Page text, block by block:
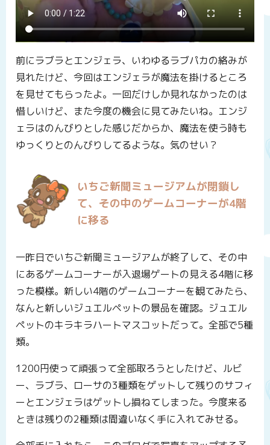
前にラブラとエンジェラ、いわゆるラブパカの絡みが
見れたけど、今回はエンジェラが魔法を掛けるところ
を見せてもらったよ。一回だけしか見れなかったのは
惜しいけど、また今度の機会に見てみたいね。エンジ
ェラはのんびりとした感じだからか、魔法を使う時も
ゆっくりとのんびりしてるような。気のせい？
いちご新聞ミュージアムが閉鎖し
て、その中のゲームコーナーが4階
に移る
一昨日でいちご新聞ミュージアムが終了して、その中
にあるゲームコーナーが入退場ゲートの見える4階に移
った模様。新しい4階のゲームコーナーを観てみたら、
なんと新しいジュエルペットの景品を確認。ジュエル
ペットのキラキラハートマスコットだって。全部で5種
類。
1200円使って頑張って全部取ろうとしたけど、ルビ
ー、ラブラ、ローサの3種類をゲットして残りのサフィ
ーとエンジェラはゲットし損ねてしまった。今度来る
ときは残りの2種類は間違いなく手に入れてみせる。